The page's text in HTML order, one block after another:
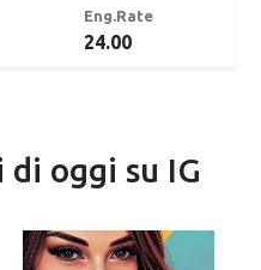
Eng.Rate
24.00
oggi su IG